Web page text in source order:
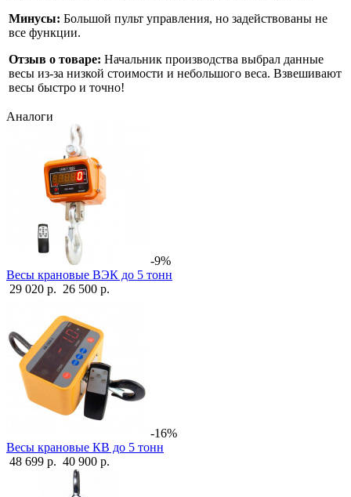
Минусы: Большой пульт управления, но задействованы не
все функции.
Отзыв о товаре: Начальник производства выбрал данные
весы из-за низкой стоимости и небольшого веса. Взвешивают
весы быстро и точно!
Аналоги
-9%
Весы крановые ВЭК до 5 тонн
29 020 р. 26 500 р.
-16%
Весы крановые КВ до 5 тонн
48 699 р. 40 900 р.